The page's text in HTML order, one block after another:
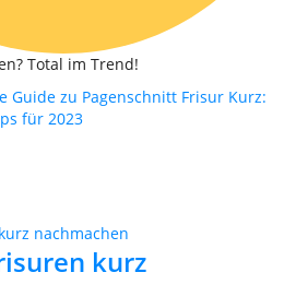
Guide zu Pagenschnitt Frisur Kurz:
für 2023
kurz